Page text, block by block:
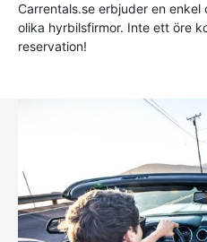
Carrentals.se erbjuder en
olika hyrbilsfirmor. Inte ett öre
reservation!